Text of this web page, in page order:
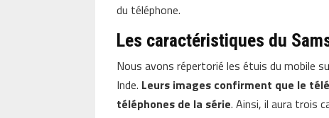
du téléphone.
Les caractéristiques du
Nous avons répertorié les étuis du mobile
Inde. Leurs images confirment que le
téléphones de la série. Ainsi, il aura trois